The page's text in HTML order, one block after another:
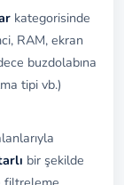
kategorisinde
RAM, ekran
buzdolabına
tipi vb.)
bir şekilde